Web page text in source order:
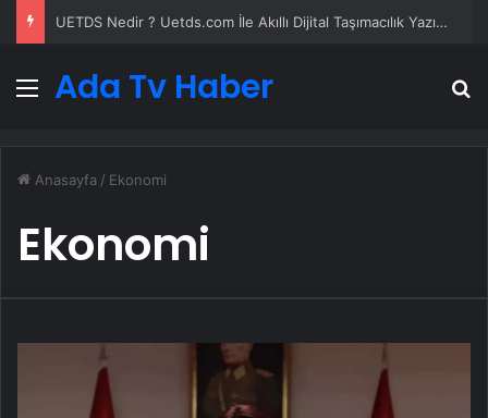
Datahost İle Güvenilir Sunucu Hizmetleri
Menü
Ada Tv Haber
Anasayfa / Ekonomi
Ekonomi